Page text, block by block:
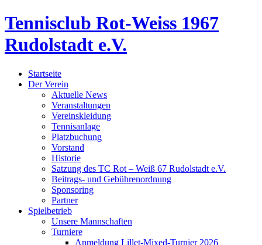
Tennisclub Rot-Weiss 1967
Rudolstadt e.V.
Startseite
Der Verein
Aktuelle News
Veranstaltungen
Vereinskleidung
Tennisanlage
Platzbuchung
Vorstand
Historie
Satzung des TC Rot – Weiß 67 Rudolstadt e.V.
Beitrags- und Gebührenordnung
Sponsoring
Partner
Spielbetrieb
Unsere Mannschaften
Turniere
Anmeldung Lillet-Mixed-Turnier 2026